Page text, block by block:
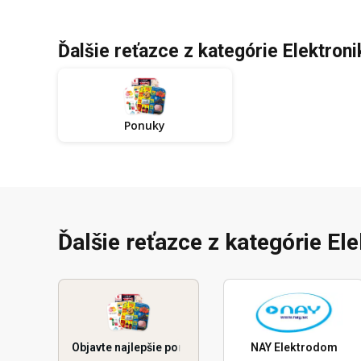
Ďalšie reťazce z kategórie
Ponuky
Ďalšie reťazce z kategórie
Objavte najlepšie ponuky NAY Elektrodom